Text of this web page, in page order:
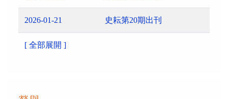
2026-01-21 史耘第20期出刊
[ 全部展開 ]